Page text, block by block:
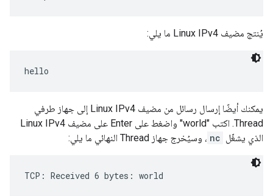
يُنتج مضيف Linux IPv4 ما يلي:
يمكنك أيضًا إرسال رسائل من مضيف Linux IPv4 إلى جهاز طرفي
Thread. اكتب "world" واضغط على Enter على مضيف Linux IPv4
الذي يشغّل nc ، وسيُخرج جهاز Thread النهائي ما يلي: